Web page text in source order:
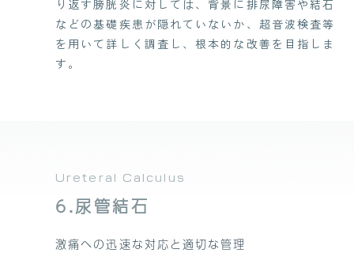
り返す膀胱炎に対しては、背景に排尿障害や結石
などの基礎疾患が隠れていないか、超音波検査等
を用いて詳しく調査し、根本的な改善を目指しま
す。
Ureteral Calculus
6.尿管結石
激痛への迅速な対応と適切な管理